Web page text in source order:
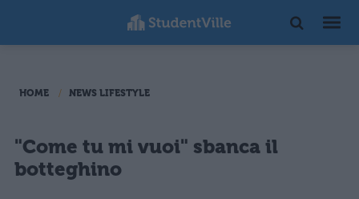
HOME NEWS LIFESTYLE
"Come tu mi vuoi" sbanca il
botteghino